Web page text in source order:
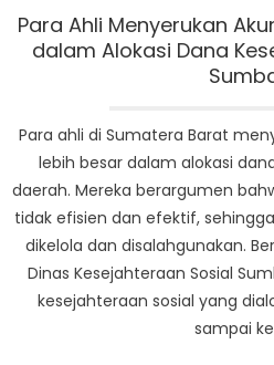
Para Ahli Menyerukan
dalam Alokasi Dana
Para ahli di Sumatera Barat
lebih besar dalam alokasi
daerah. Mereka berargumen
tidak efisien dan efektif,
dikelola dan disalahgunakan.
Dinas Kesejahteraan Sosial
kesejahteraan sosial yang
sampai